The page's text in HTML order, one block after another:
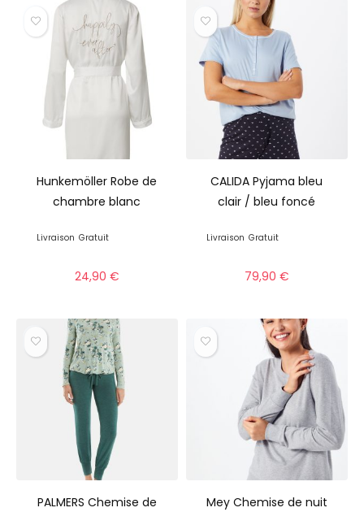
Hunkemöller Robe de
chambre blanc
Livraison Gratuit
24,90 €
CALIDA Pyjama bleu
clair / bleu foncé
Livraison Gratuit
79,90 €
PALMERS Chemise de
Mey Chemise de nuit